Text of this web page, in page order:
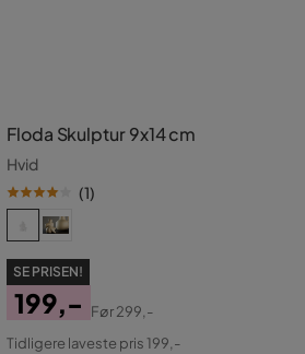
Floda Skulptur 9x14 cm
Hvid
(1)
SE PRISEN!
Pris
199,-
Original
Før299,-
Tidligere laveste pris 199,-